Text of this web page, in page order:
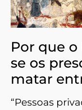
Por que
se os
matar
“Pessoas